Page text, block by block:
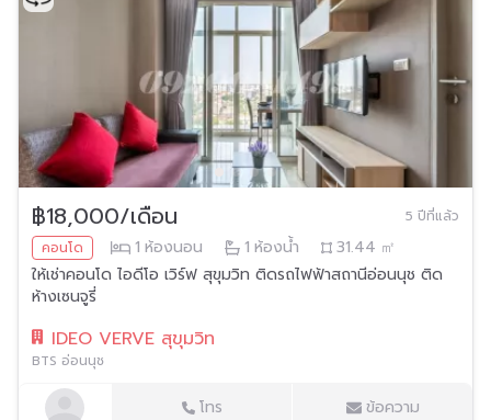
฿18,000/เดือน
5 ปีที่แล้ว
คอนโด
1 ห้องนอน 1 ห้องน้ำ 31.44 ㎡
ให้เช่าคอนโด ไอดีโอ เวิร์ฟ สุขุมวิท ติดรถไฟฟ้าสถานีอ่อนนุช ติด
ห้างเซนจูรี่
IDEO VERVE สุขุมวิท
BTS อ่อนนุช
โทร ข้อความ